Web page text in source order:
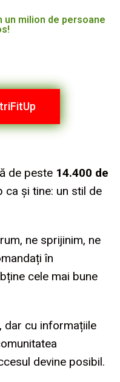
milion de persoane
de peste 14.400 de
ca și tine: un stil de
ne sprijinim, ne
în
cele mai bune
dar cu informațiile
devine posibil.